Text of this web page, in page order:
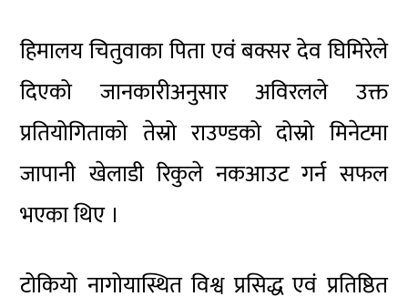
हिमालय चितुवाका पिता एवं बक्सर देव घिमिरेले
दिएको जानकारीअनुसार अविरलले उक्त
प्रतियोगिताको तेस्रो राउण्डको दोस्रो मिनेटमा
जापानी खेलाडी रिकुले नकआउट गर्न सफल
भएका थिए ।
टोकियो नागोयास्थित विश्व प्रसिद्ध एवं प्रतिष्ठित